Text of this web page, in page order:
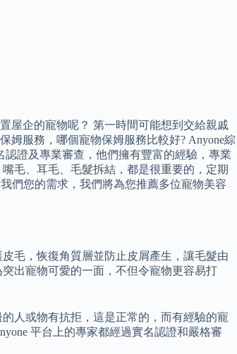
屋企的寵物呢？ 第一時間可能想到交給親戚
姆服務，哪個寵物保姆服務比較好? Anyone綜
證及專業審查，他們擁有豐富的經驗，專業
毛、耳毛、毛髮拆結，都是很重要的，定期
們您的需求，我們將為您推薦多位寵物美容
毛，恢復角質層並防止皮屑產生，讓毛髮由
出寵物可愛的一面，不但令寵物更容易打
人或物有抗拒，這是正常的，而有經驗的寵
平台上的專家都經過實名認證和嚴格審